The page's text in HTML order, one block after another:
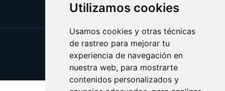
Utilizamos cookies
Usamos cookies y otras técnicas
de rastreo para mejorar tu
experiencia de navegación en
nuestra web, para mostrarte
contenidos personalizados y
Update cookies preferences
Copyright © 2025 desayuna.es